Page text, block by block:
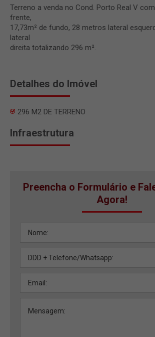
Terreno a venda no Cond. Porto Real V
frente,
17,73m² de fundo, 28 metros lateral
lateral
direita totalizando 296 m².
Detalhes do Imóvel
296 M2 DE TERRENO
Infraestrutura
Preencha o Formulário e
Agora!